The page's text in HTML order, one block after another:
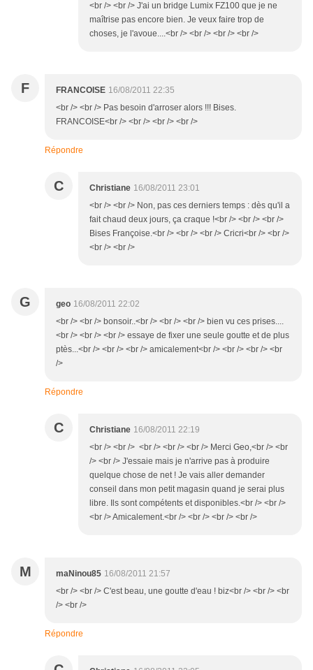
<br /> <br /> J'ai un bridge Lumix FZ100 que je ne
maîtrise pas encore bien. Je veux faire trop de
choses, je l'avoue....<br /> <br /> <br /> <br />
F FRANCOISE 16/08/2011 22:35
<br /> <br /> Pas besoin d'arroser alors !!! Bises.
FRANCOISE<br /> <br /> <br /> <br />
Répondre
C Christiane 16/08/2011 23:01
<br /> <br /> Non, pas ces derniers temps : dès qu'il a
fait chaud deux jours, ça craque !<br /> <br /> <br />
Bises Françoise.<br /> <br /> <br /> Cricri<br /> <br />
<br /> <br />
G geo 16/08/2011 22:02
<br /> <br /> bonsoir..<br /> <br /> <br /> bien vu ces prises....
<br /> <br /> <br /> essaye de fixer une seule goutte et de plus
ptès...<br /> <br /> <br /> amicalement<br /> <br /> <br /> <br
/>
Répondre
C Christiane 16/08/2011 22:19
<br /> <br /> <br /> <br /> <br /> Merci Geo,<br /> <br
/> <br /> J'essaie mais je n'arrive pas à produire
quelque chose de net ! Je vais aller demander
conseil dans mon petit magasin quand je serai plus
libre. Ils sont compétents et disponibles.<br /> <br />
<br /> Amicalement.<br /> <br /> <br /> <br />
M maNinou85 16/08/2011 21:57
<br /> <br /> C'est beau, une goutte d'eau ! biz<br /> <br /> <br
/> <br />
Répondre